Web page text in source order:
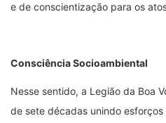
e de conscientização para os
Consciência Socioambiental
Nesse sentido, a Legião da Boa
de sete décadas unindo